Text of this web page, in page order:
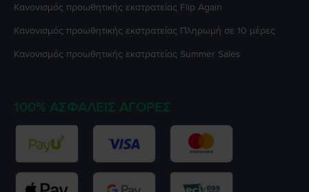
Κανονισμός προωθητικής εκστρατείας Flip Again
Κανονισμός προωθητικής εκστρατείας Πληρωμή σε 10 μέρες
Κανονισμός προωθητικής εκστρατείας Summer Sales
100% ΑΣΦΑΛΕΊΣ ΑΓΟΡΈΣ